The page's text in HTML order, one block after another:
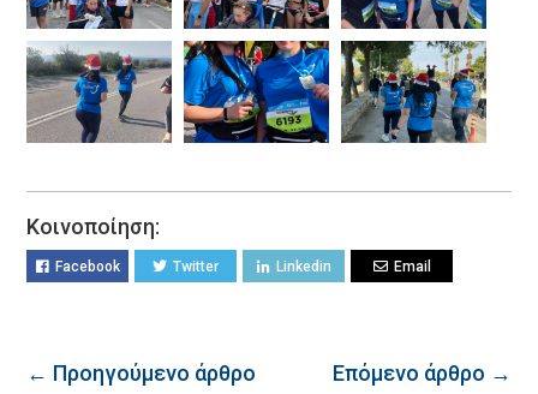
Κοινοποίηση:
Facebook Twitter Linkedin Email
← Προηγούμενο άρθρο Επόμενο άρθρο →